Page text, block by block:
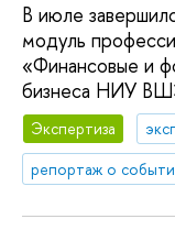
В июле
модуль
«Финансовые и
бизнеса НИУ
Экспертиза
репортаж о